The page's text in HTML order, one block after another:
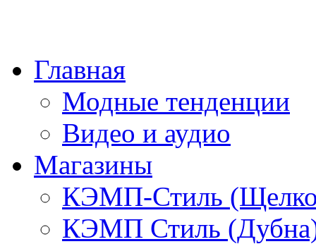
Главная
Модные тенденции
Видео и аудио
Магазины
КЭМП-Стиль
КЭМП Стиль